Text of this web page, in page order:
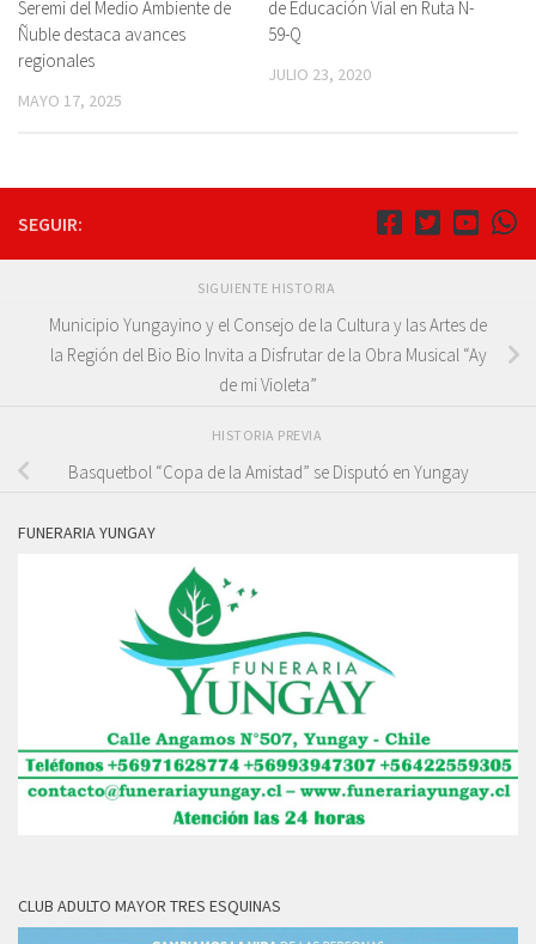
Seremi del Medio Ambiente de
Ñuble destaca avances
regionales
MAYO 17, 2025
de Educación Vial en Ruta N-
59-Q
JULIO 23, 2020
SEGUIR:
SIGUIENTE HISTORIA
Municipio Yungayino y el Consejo de la Cultura y las Artes de
la Región del Bio Bio Invita a Disfrutar de la Obra Musical “Ay
de mi Violeta”
HISTORIA PREVIA
Basquetbol “Copa de la Amistad” se Disputó en Yungay
FUNERARIA YUNGAY
CLUB ADULTO MAYOR TRES ESQUINAS